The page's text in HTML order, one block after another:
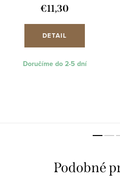
€11,30
DETAIL
Doručíme do 2-5 dní